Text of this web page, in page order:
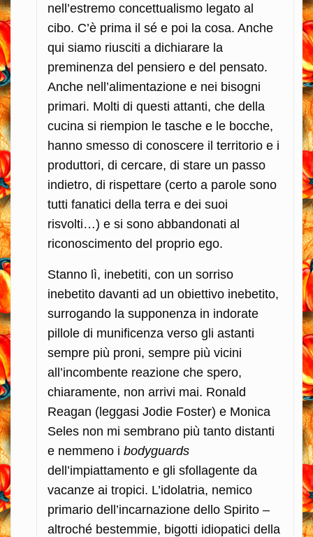
nell’estremo concettualismo legato al
cibo. C’è prima il sé e poi la cosa. Anche
qui siamo riusciti a dichiarare la
preminenza del pensiero e del pensato.
Anche nell’alimentazione e nei bisogni
primari. Molti di questi attanti, che della
cucina si riempion le tasche e le bocche,
hanno smesso di conoscere il territorio e i
produttori, di cercare, di stare un passo
indietro, di rispettare (certo a parole sono
tutti fanatici della terra e dei suoi
risvolti…) e si sono abbandonati al
riconoscimento del proprio ego.
Stanno lì, inebetiti, con un sorriso
inebetito davanti ad un obiettivo inebetito,
surrogando la supponenza in indorate
pillole di munificenza verso gli astanti
sempre più proni, sempre più vicini
all’incombente reazione che spero,
chiaramente, non arrivi mai. Ronald
Reagan (leggasi Jodie Foster) e Monica
Seles non mi sembrano più tanto distanti
e nemmeno i bodyguards
dell’impiattamento e gli sfollagente da
vacanze ai tropici. L’idolatria, nemico
primario dell’incarnazione dello Spirito –
altroché bestemmie, bigotti idiopatici della